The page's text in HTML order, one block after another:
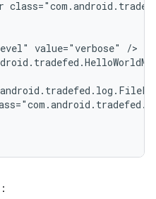
value="verbose"